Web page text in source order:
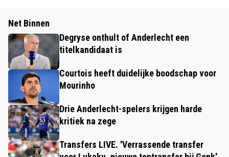
Net Binnen
Degryse onthult of Anderlecht een
titelkandidaat is
Courtois heeft duidelijke boodschap voor
Mourinho
Drie Anderlecht-spelers krijgen harde
kritiek na zege
Transfers LIVE. 'Verrassende transfer